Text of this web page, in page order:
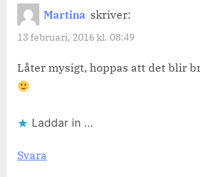
Martina skriver:
13 februari, 2016 kl. 08:49
Låter mysigt, hoppas att det blir
Laddar in …
Svara